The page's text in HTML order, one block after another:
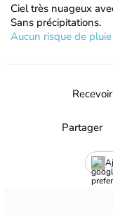
Ciel très nuageux
Sans précipitations.
Aucun risque de pluie
Partager